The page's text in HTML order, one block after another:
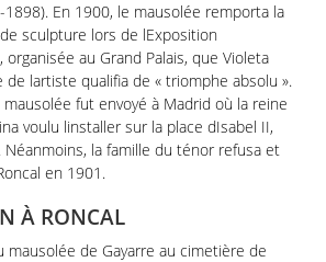
1898). En 1900, le mausolée remporta la
sculpture lors de lExposition
organisée au Grand Palais, que Violeta
de lartiste qualifia de « triomphe absolu ».
fut envoyé à Madrid où la reine
voulu linstaller sur la place dIsabel II,
Néanmoins, la famille du ténor refusa et
en 1901.
À RONCAL
mausolée de Gayarre au cimetière de